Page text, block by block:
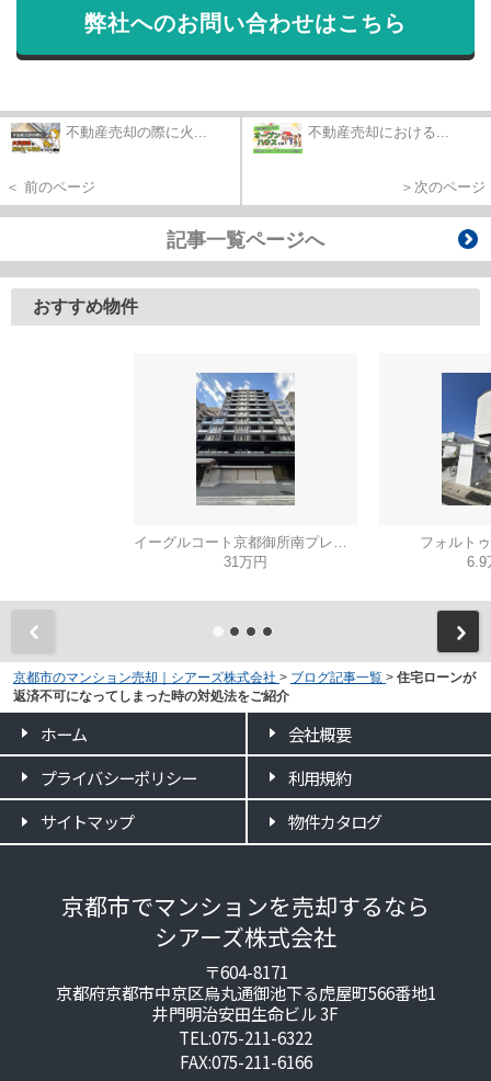
弊社へのお問い合わせはこちら
不動産売却の際に火...
＜ 前のページ
不動産売却における...
＞次のページ
記事一覧ページへ
おすすめ物件
イーグルコート京都御所南プレミアム迎賓館
31万円
フォルト
6.9
京都市のマンション売却｜シアーズ株式会社 > ブログ記事一覧 > 住宅ローンが
返済不可になってしまった時の対処法をご紹介
ホーム
会社概要
プライバシーポリシー
利用規約
サイトマップ
物件カタログ
京都市でマンションを売却するなら
シアーズ株式会社
〒604-8171
京都府京都市中京区烏丸通御池下る虎屋町566番地1
井門明治安田生命ビル 3F
TEL:075-211-6322
FAX:075-211-6166